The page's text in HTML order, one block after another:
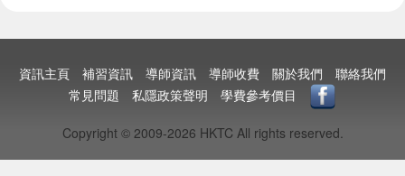
資訊主頁 補習資訊 導師資訊 導師收費 關於我們
聯絡我們
常見問題
私隱政策聲明 學費參考價目
Copyright © 2009-2026 HKTC All rights reserved.